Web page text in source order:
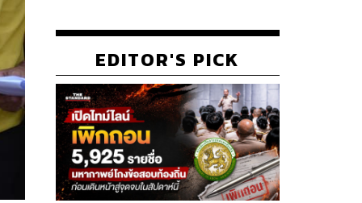
EDITOR'S PICK